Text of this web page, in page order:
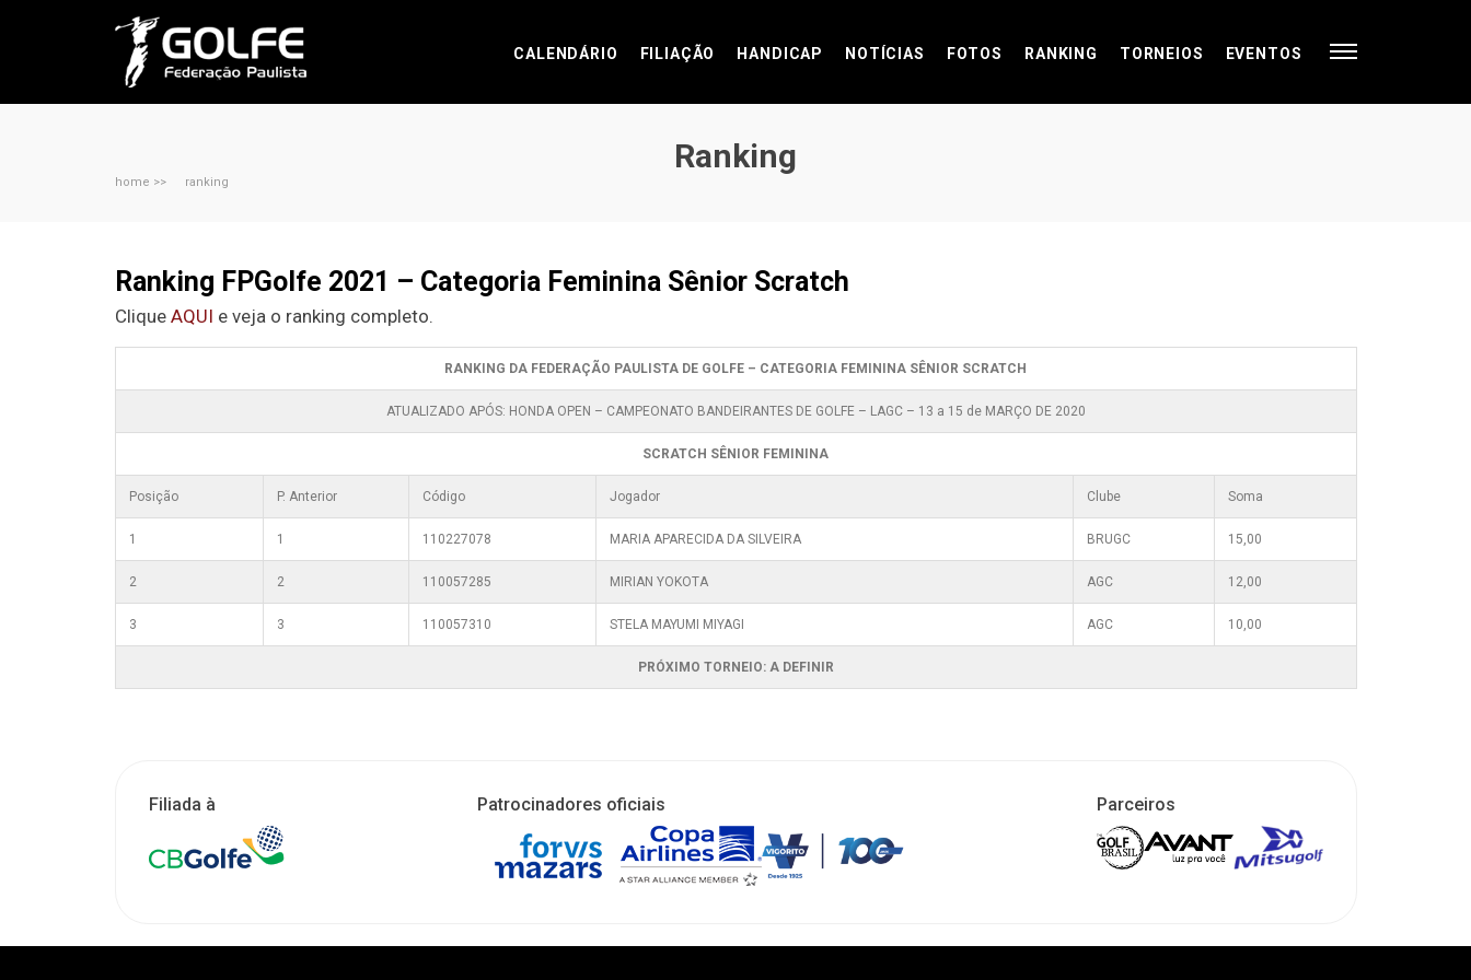
CALENDÁRIO FILIAÇÃO HANDICAP NOTÍCIAS FOTOS RANKING TORNEIOS EVENTOS
Ranking
home >> ranking
Ranking FPGolfe 2021 – Categoria Feminina Sênior Scratch
Clique AQUI e veja o ranking completo.
RANKING DA FEDERAÇÃO PAULISTA DE GOLFE – CATEGORIA FEMININA SÊNIOR SCRATCH
ATUALIZADO APÓS: HONDA OPEN – CAMPEONATO BANDEIRANTES DE GOLFE – LAGC – 13 a 15 de MARÇO DE 2020
SCRATCH SÊNIOR FEMININA
Posição P. Anterior Código Jogador Clube Soma
1 1 110227078 MARIA APARECIDA DA SILVEIRA BRUGC 15,00
2 2 110057285 MIRIAN YOKOTA AGC 12,00
3 3 110057310 STELA MAYUMI MIYAGI AGC 10,00
PRÓXIMO TORNEIO: A DEFINIR
Filiada à Patrocinadores oficiais Parceiros